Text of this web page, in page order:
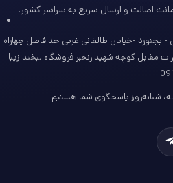
اصالت و ارسال سریع به سراسر کشور.
- بجنورد -خیابان طالقانی غربی حد فاصل چهاراه
مقابل کوچه شهید رنجبر فروشگاه لبخند زیبا
شبانه‌روز پاسخگوی شما هستیم